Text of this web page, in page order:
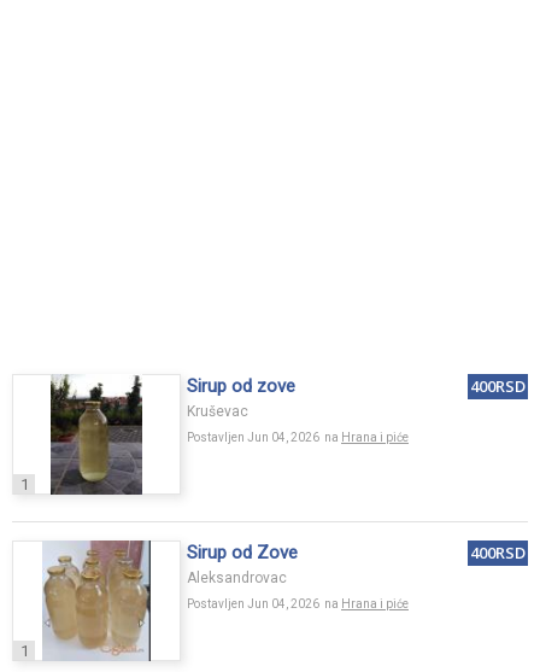
1
Sirup od zove
Kruševac
Postavljen Jun 04, 2026 na Hrana i piće
400RSD
1
Sirup od Zove
Aleksandrovac
Postavljen Jun 04, 2026 na Hrana i piće
400RSD